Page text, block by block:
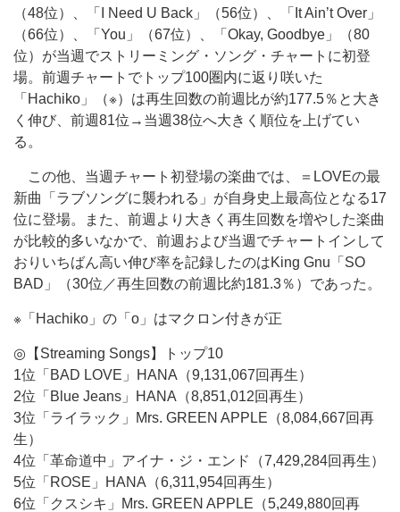
（48位）、「I Need U Back」（56位）、「It Ain’t Over」
（66位）、「You」（67位）、「Okay, Goodbye」（80
位）が当週でストリーミング・ソング・チャートに初登
場。前週チャートでトップ100圏内に返り咲いた
「Hachiko」（※）は再生回数の前週比が約177.5％と大き
く伸び、前週81位→当週38位へ大きく順位を上げてい
る。
この他、当週チャート初登場の楽曲では、＝LOVEの最
新曲「ラブソングに襲われる」が自身史上最高位となる17
位に登場。また、前週より大きく再生回数を増やした楽曲
が比較的多いなかで、前週および当週でチャートインして
おりいちばん高い伸び率を記録したのはKing Gnu「SO
BAD」（30位／再生回数の前週比約181.3％）であった。
※「Hachiko」の「o」はマクロン付きが正
◎【Streaming Songs】トップ10
1位「BAD LOVE」HANA（9,131,067回再生）
2位「Blue Jeans」HANA（8,851,012回再生）
3位「ライラック」Mrs. GREEN APPLE（8,084,667回再
生）
4位「革命道中」アイナ・ジ・エンド（7,429,284回再生）
5位「ROSE」HANA（6,311,954回再生）
6位「クスシキ」Mrs. GREEN APPLE（5,249,880回再